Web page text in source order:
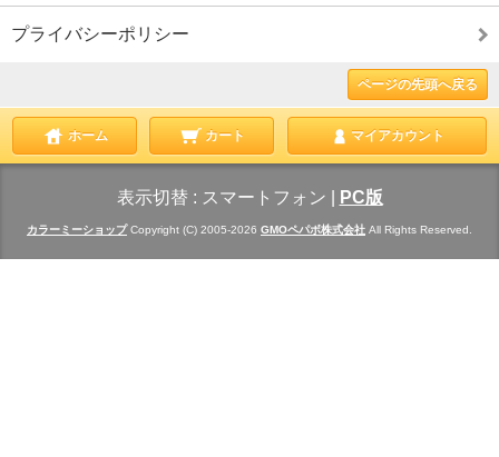
プライバシーポリシー
ページの先頭へ戻る
ホーム カート マイアカウント
表示切替 : スマートフォン PC版
カラーミーショップCopyright (C) 2005-2026 GMOペパボ株式会社 All Rights Reserved.